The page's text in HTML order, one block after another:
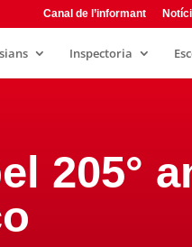
Canal de l’informant
Inspectoria
205°